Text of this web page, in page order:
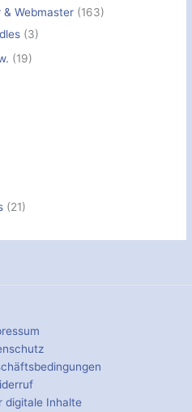
Webmaster (163)
(3)
(19)
(21)
digitale Inhalte